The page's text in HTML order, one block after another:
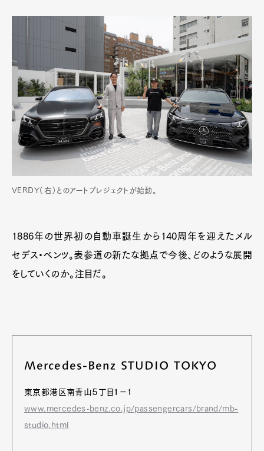
VERDY（右）とのアートプレジェクトが始動。
1886年の世界初の自動車誕生から140周年を迎えたメル
セデス・ベンツ。表参道の新たな拠点で今後、どのような展開
をしていくのか。注目だ。
Mercedes-Benz STUDIO TOKYO
東京都港区南青山５丁目１−１
www.mercedes-benz.co.jp/passengercars/brand/mb-
studio.html